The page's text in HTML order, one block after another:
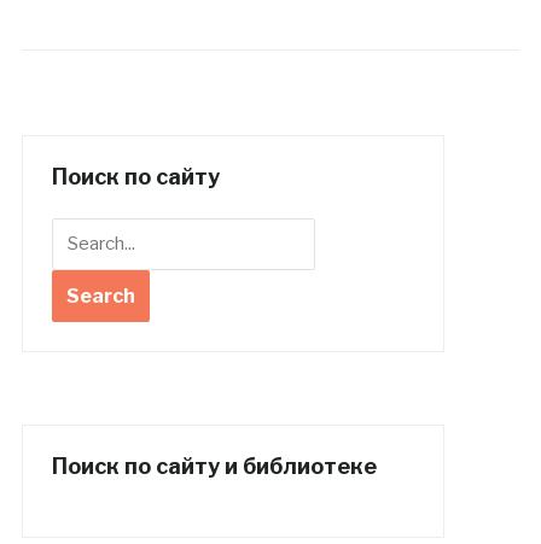
Поиск по сайту
Поиск по сайту и библиотеке